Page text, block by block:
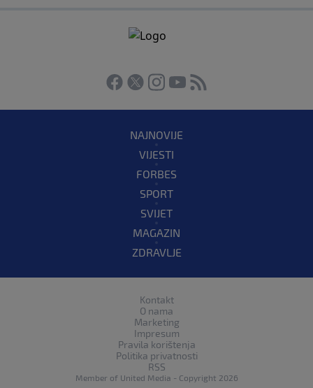
NAJNOVIJE
VIJESTI
FORBES
SPORT
SVIJET
MAGAZIN
ZDRAVLJE
Kontakt
O nama
Marketing
Impresum
Pravila korištenja
Politika privatnosti
RSS
Member of United Media - Copyright 2026